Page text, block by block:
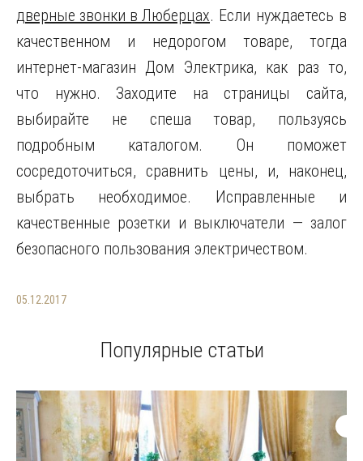
дверные звонки в Люберцах. Если нуждаетесь в
качественном и недорогом товаре, тогда
интернет-магазин Дом Электрика, как раз то,
что нужно. Заходите на страницы сайта,
выбирайте не спеша товар, пользуясь
подробным каталогом. Он поможет
сосредоточиться, сравнить цены, и, наконец,
выбрать необходимое. Исправленные и
качественные розетки и выключатели — залог
безопасного пользования электричеством.
05.12.2017
Популярные статьи